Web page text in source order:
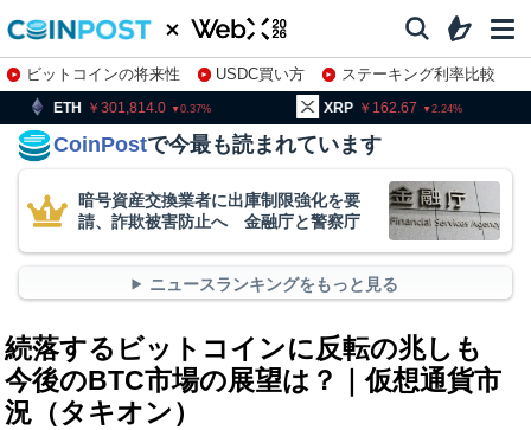
ビットコインの将来性 USDC買い方
ステーキング利率比較
株特集・関連銘柄
0.37 162.67 2.24
CoinPostで今最も読まれています
暗号資産交換業者に出庫制限強化を要
請、詐欺被害防止へ 金融庁と警察庁
ニュースランキングをもっと見る
続落するビットコインに反転の兆しも
今後のBTC市場の展望は？｜仮想通貨市
況（タキオン）